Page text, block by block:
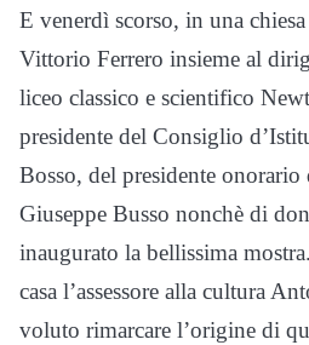
E venerdì scorso, in una
Vittorio Ferrero insieme al
liceo classico e scientifico
presidente del Consiglio
Bosso, del presidente onorario
Giuseppe Busso nonchè di
inaugurato la bellissima
casa l’assessore alla cultura
voluto rimarcare l’origine di